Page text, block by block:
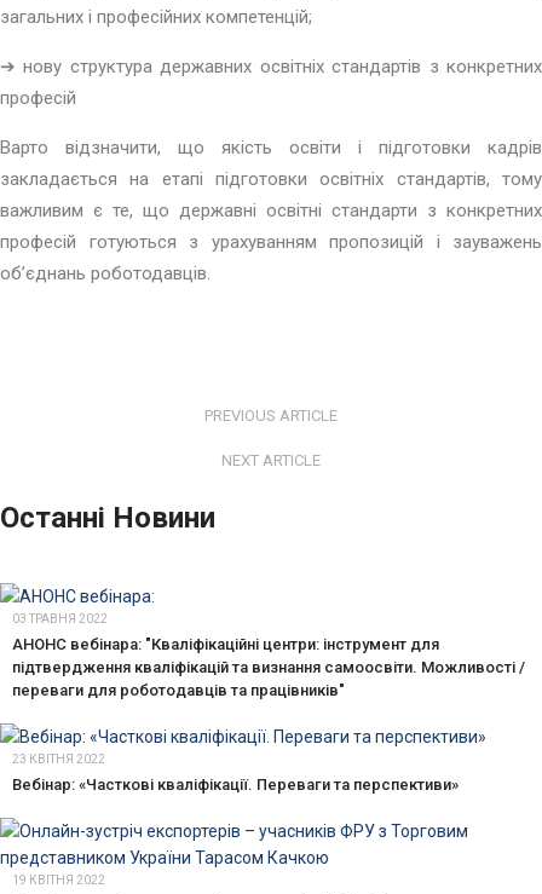
загальних і професійних компетенцій;
➔ нову структура державних освітніх стандартів з конкретних
професій
Варто відзначити, що якість освіти і підготовки кадрів
закладається на етапі підготовки освітніх стандартів, тому
важливим є те, що державні освітні стандарти з конкретних
професій готуються з урахуванням пропозицій і зауважень
об’єднань роботодавців.
PREVIOUS ARTICLE
NEXT ARTICLE
Останні Новини
03 ТРАВНЯ 2022
АНОНС вебінара: "Кваліфікаційні центри: інструмент для
підтвердження кваліфікацій та визнання самоосвіти. Можливості /
переваги для роботодавців та працівників"
23 КВІТНЯ 2022
Вебінар: «Часткові кваліфікації. Переваги та перспективи»
19 КВІТНЯ 2022